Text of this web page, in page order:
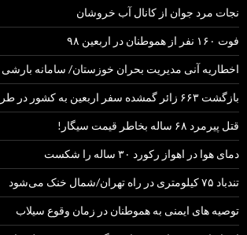
نجات مرد جوان از کانال آب خروشان
فوت ۱۶۰ نفر از هموطنان در اربعین ۹۸
اخطاریه آنی مدیریت بحران خوزستان/ سامانه
بازگشت ۶۶۳ زائر گمشده سفر اربعین به کشور در طرح باز پیوند خانواده
قتل پیرمرد ۶۸ ساله بخاطر قیمت سیگار!
دمای هوا در اهواز رکورد ۳۰ ساله را شکست
تندباد ۷۵ کیلومتری در راه تهران/شمال خنک می‌شود
توصیه های ایمنی به هموطنان در زمان وقوع سیلاب